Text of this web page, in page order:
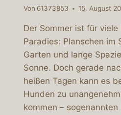
Von 61373853 15. August
Der Sommer ist für viele
Paradies: Planschen im
Garten und lange
Sonne. Doch gerade
heißen Tagen kann es
Hunden zu
kommen – sogenannten